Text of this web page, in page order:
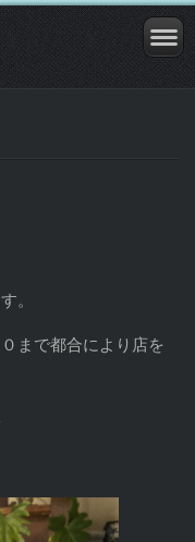
。
まで都合により店を